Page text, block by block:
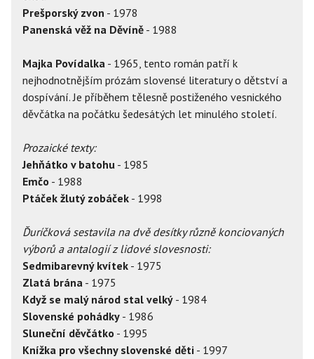
Prešporský zvon - 1978
Panenská věž na Děvíně - 1988
Majka Povídalka - 1965, tento román patří k
nejhodnotnějším prózám slovensé literatury o dětství a
dospívání. Je příběhem tělesně postiženého vesnického
děvčátka na počátku šedesátých let minulého století.
Prozaické texty:
Jehňátko v batohu - 1985
Emčo - 1988
Ptáček žlutý zobáček - 1998
Ďuríčková sestavila na dvě desítky různě konciovaných
výborů a antalogií z lidové slovesnosti:
Sedmibarevný kvítek - 1975
Zlatá brána - 1975
Když se malý národ stal velký - 1984
Slovenské pohádky - 1986
Sluneční děvčátko - 1995
Knížka pro všechny slovenské děti - 1997